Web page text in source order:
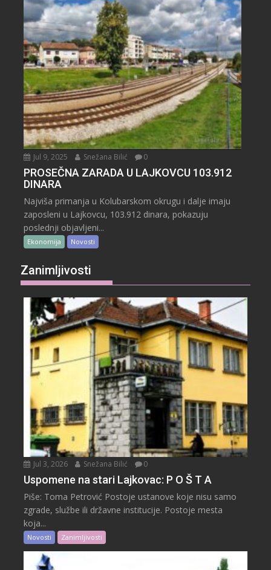
Jul 9, 2025 Snežana Bilić 0
PROSEČNA ZARADA U LAJKOVCU 103.912
DINARA
Najviša primanja u Kolubarskom okrugu i dalje imaju
zaposleni u Lajkovcu, 103.912 dinara, pokazuju
poslednji objavljeni...
Ekonomija Novosti
Zanimljivosti
Jul 3, 2026 Snežana Bilić 0
Uspomene na stari Lajkovac: P O Š T A
Piše: Toma Petrović Postoje ustanove koje nisu samo
zgrade, službe ili državne institucije. Postoje mesta
koja...
Novosti Zanimljivosti